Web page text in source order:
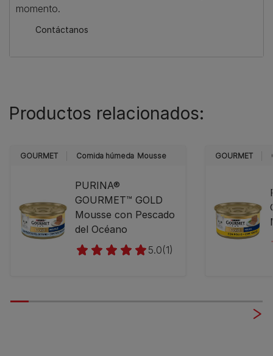
momento.
Contáctanos
Productos relacionados:
GOURMET Comida húmeda Mousse
PURINA®
GOURMET™ GOLD
Mousse con Pescado
del Océano
5.0(1)
GOURMET